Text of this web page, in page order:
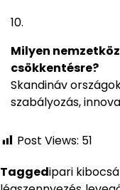
Milyen
csökkentésre?
Skandináv
szabályozás,
Post Views: 51
Taggedipari